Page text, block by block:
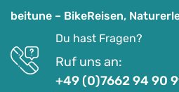
beitune – BikeReisen,
Du hast Fragen?
Ruf uns an:
+49 (0)7662 94 90